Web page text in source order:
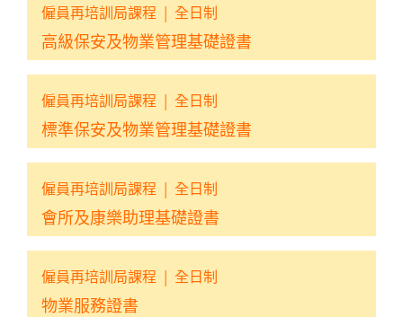
僱員再培訓局課程 | 全日制
高級保安及物業管理基礎證書
僱員再培訓局課程 | 全日制
標準保安及物業管理基礎證書
僱員再培訓局課程 | 全日制
會所及康樂助理基礎證書
僱員再培訓局課程 | 全日制
物業服務證書